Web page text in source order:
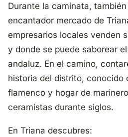
Durante la caminata,
encantador mercado de
empresarios locales venden
y donde se puede saborear
andaluz. En el camino,
historia del distrito, conocido
flamenco y hogar de
ceramistas durante siglos.
En Triana descubres: